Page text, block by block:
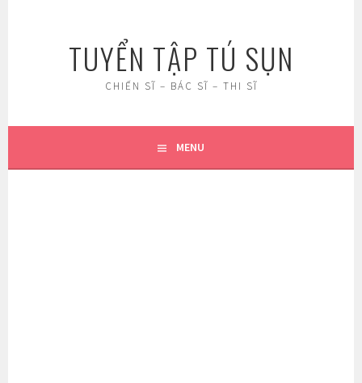
TUYỂN TẬP TÚ SỤN
CHIẾN SĨ – BÁC SĨ – THI SĨ
MENU